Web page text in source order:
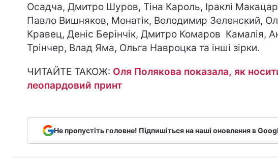
Осадча, Дмитро Шуров, Тіна Кароль, Іраклі
Павло Вишняков, Монатік, Володимир Зеленский,
Кравец, Деніс Берінчік, Дмитро Комаров Камалія,
Трінчер, Влад Яма, Ольга Навроцка та інші зірки.
ЧИТАЙТЕ ТАКОЖ: Оля Полякова показала, як
леопардовий принт
Не пропустіть головне! Підпишіться на наші оновлення в